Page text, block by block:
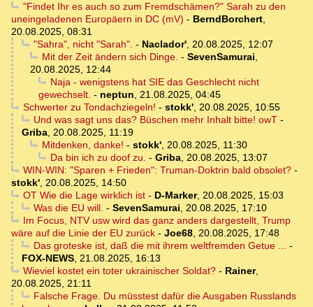
"Findet Ihr es auch so zum Fremdschämen?" Sarah zu den
uneingeladenen Europäern in DC (mV) - BerndBorchert,
20.08.2025, 08:31
"Sahra", nicht "Sarah". - Naclador', 20.08.2025, 12:07
Mit der Zeit ändern sich Dinge. - SevenSamurai,
20.08.2025, 12:44
Naja - wenigstens hat SIE das Geschlecht nicht
gewechselt. - neptun, 21.08.2025, 04:45
Schwerter zu Tondachziegeln! - stokk', 20.08.2025, 10:55
Und was sagt uns das? Büschen mehr Inhalt bitte! owT-
Griba, 20.08.2025, 11:19
Mitdenken, danke! - stokk', 20.08.2025, 11:30
Da bin ich zu doof zu. - Griba, 20.08.2025, 13:07
WIN-WIN: "Sparen + Frieden": Truman-Doktrin bald obsolet?-
stokk', 20.08.2025, 14:50
OT Wie die Lage wirklich ist- D-Marker, 20.08.2025, 15:03
Was die EU will. - SevenSamurai, 20.08.2025, 17:10
Im Focus, NTV usw wird das ganz anders dargestellt, Trump
wäre auf die Linie der EU zurück - Joe68, 20.08.2025, 17:48
Das groteske ist, daß die mit ihrem weltfremden Getue ... -
FOX-NEWS, 21.08.2025, 16:13
Wieviel kostet ein toter ukrainischer Soldat?- Rainer,
20.08.2025, 21:11
Falsche Frage. Du müsstest dafür die Ausgaben Russlands